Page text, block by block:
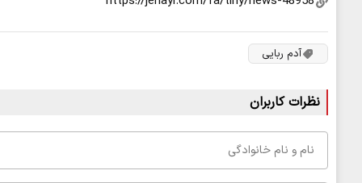
آدم ربایی
نظرات کاربران